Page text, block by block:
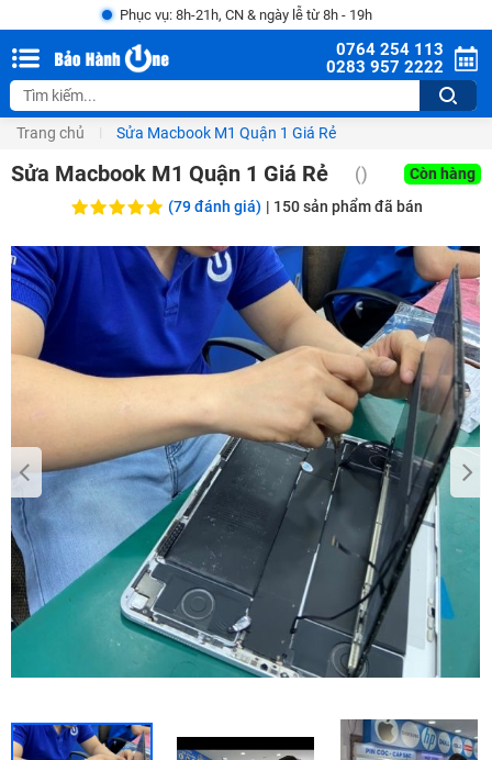
Phục vụ: 8h-21h, CN & ngày lễ từ 8h - 19h
0764 254 113
0283 957 2222
Trang chủ Sửa Macbook M1 Quận 1 Giá Rẻ
Sửa Macbook M1 Quận 1 Giá Rẻ ()
Còn hàng
(79 đánh giá) | 150sản phẩm đã bán